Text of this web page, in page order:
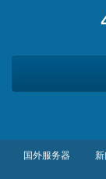
国外服务器